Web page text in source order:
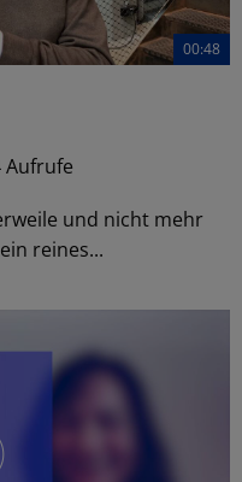
00:48
Aufrufe
und nicht mehr
reines...